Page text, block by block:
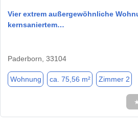
Vier extrem außergewöhnliche
kernsaniertem…
Paderborn, 33104
Wohnung ca. 75,56 m² Zimmer 2